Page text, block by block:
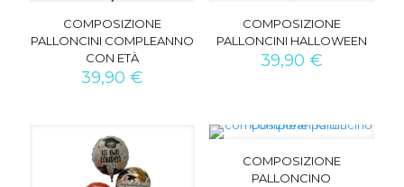
COMPOSIZIONE
PALLONCINI COMPLEANNO
CON ETÀ
39,90€
COMPOSIZIONE
PALLONCINI HALLOWEEN
39,90 €
COMPOSIZIONE
PALLONCINO